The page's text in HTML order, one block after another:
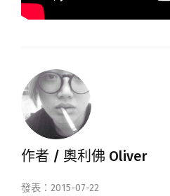
作者 / 奧利佛 Oliver
發表：2015-07-22